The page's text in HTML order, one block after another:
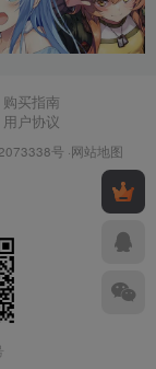
购买指南
用户协议
号 ·网站地图